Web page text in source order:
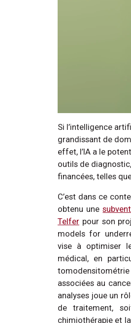
Si l’intelligence
grandissant de
effet, l’IA a le
outils de
financées, telles
C’est dans ce
obtenu une
Telfer pour son
models for
vise à optimiser
médical, en
associées au
analyses joue un
de traitement,
chimiothérapie et